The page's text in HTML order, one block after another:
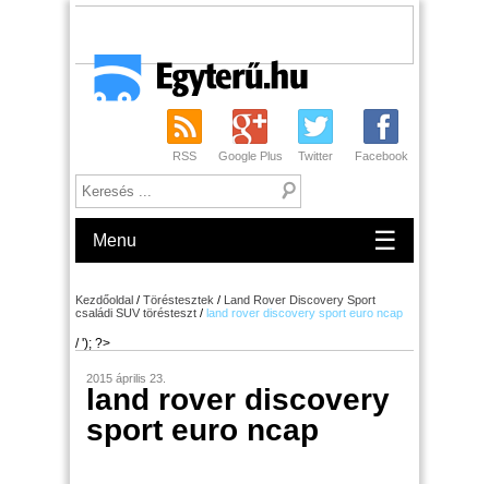
RSS Google Plus Twitter Facebook
Menu ☰
Kezdőoldal / Töréstesztek / Land Rover Discovery Sport
családi SUV törésteszt / land rover discovery sport euro ncap
/ '); ?>
2015 április 23.
land rover discovery
sport euro ncap